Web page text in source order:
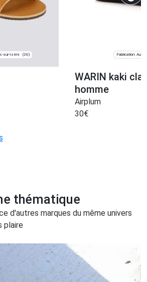
sur-Isère (26) Fabrication:
WARIN kaki
homme
Airplum
30€
thématique
d'autres marques du même univers
plaire